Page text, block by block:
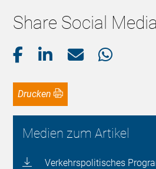
Share Social Media
Drucken
Medien zum Artikel
Verkehrspolitisches